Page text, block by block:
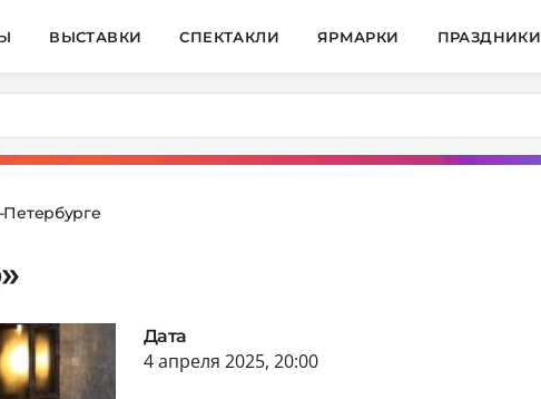
ВЫСТАВКИ СПЕКТАКЛИ ЯРМАРКИ ПРАЗДНИКИ
Дата
4 апреля 2025, 20:00